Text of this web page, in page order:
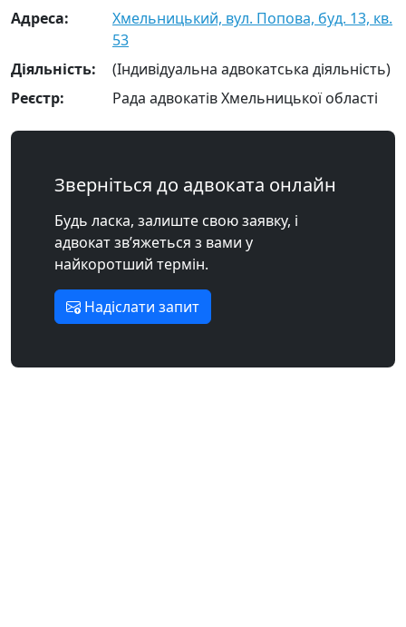
Адреса:
Хмельницький, вул. Попова, буд. 13, кв.
53
Діяльність:
(Індивідуальна адвокатська діяльність)
Реєстр:
Рада адвокатів Хмельницької області
Зверніться до адвоката онлайн
Будь ласка, залиште свою заявку, і
адвокат зв’яжеться з вами у
найкоротший термін.
Надіслати запит